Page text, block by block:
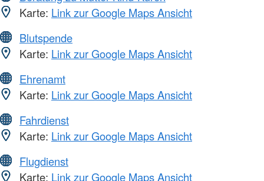
Karte: Link zur Google Maps Ansicht
Blutspende
Karte: Link zur Google Maps Ansicht
Ehrenamt
Karte: Link zur Google Maps Ansicht
Fahrdienst
Karte: Link zur Google Maps Ansicht
Flugdienst
Karte: Link zur Google Maps Ansicht